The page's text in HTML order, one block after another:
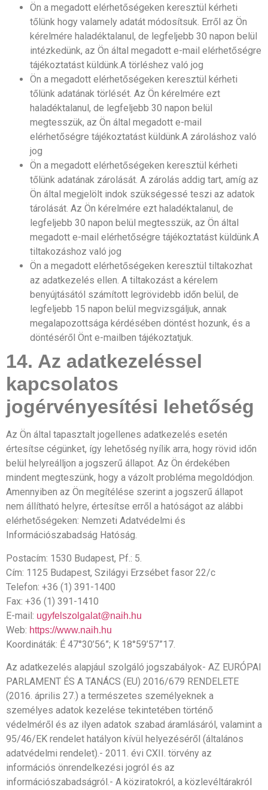
Ön a megadott elérhetőségeken keresztül kérheti
tőlünk hogy valamely adatát módosítsuk. Erről az Ön
kérelmére haladéktalanul, de legfeljebb 30 napon belül
intézkedünk, az Ön által megadott e-mail elérhetőségre
tájékoztatást küldünk.A törléshez való jog
Ön a megadott elérhetőségeken keresztül kérheti
tőlünk adatának törlését. Az Ön kérelmére ezt
haladéktalanul, de legfeljebb 30 napon belül
megtesszük, az Ön által megadott e-mail
elérhetőségre tájékoztatást küldünk.A zároláshoz való
jog
Ön a megadott elérhetőségeken keresztül kérheti
tőlünk adatának zárolását. A zárolás addig tart, amíg az
Ön által megjelölt indok szükségessé teszi az adatok
tárolását. Az Ön kérelmére ezt haladéktalanul, de
legfeljebb 30 napon belül megtesszük, az Ön által
megadott e-mail elérhetőségre tájékoztatást küldünk.A
tiltakozáshoz való jog
Ön a megadott elérhetőségeken keresztül tiltakozhat
az adatkezelés ellen. A tiltakozást a kérelem
benyújtásától számított legrövidebb időn belül, de
legfeljebb 15 napon belül megvizsgáljuk, annak
megalapozottsága kérdésében döntést hozunk, és a
döntéséről Önt e-mailben tájékoztatjuk.
14. Az adatkezeléssel
kapcsolatos
jogérvényesítési lehetőség
Az Ön által tapasztalt jogellenes adatkezelés esetén
értesítse cégünket, így lehetőség nyílik arra, hogy rövid időn
belül helyreálljon a jogszerű állapot. Az Ön érdekében
mindent megteszünk, hogy a vázolt probléma megoldódjon.
Amennyiben az Ön megítélése szerint a jogszerű állapot
nem állítható helyre, értesítse erről a hatóságot az alábbi
elérhetőségeken: Nemzeti Adatvédelmi és
Információszabadság Hatóság.
Postacím: 1530 Budapest, Pf.: 5.
Cím: 1125 Budapest, Szilágyi Erzsébet fasor 22/c
Telefon: +36 (1) 391-1400
Fax: +36 (1) 391-1410
E-mail: ugyfelszolgalat@naih.hu
Web: https://www.naih.hu
Koordináták: É 47°30’56”; K 18°59’57”17.
Az adatkezelés alapjául szolgáló jogszabályok- AZ EURÓPAI
PARLAMENT ÉS A TANÁCS (EU) 2016/679 RENDELETE
(2016. április 27.) a természetes személyeknek a
személyes adatok kezelése tekintetében történő
védelméről és az ilyen adatok szabad áramlásáról, valamint a
95/46/EK rendelet hatályon kívül helyezéséről (általános
adatvédelmi rendelet).- 2011. évi CXII. törvény az
információs önrendelkezési jogról és az
információszabadságról.- A köziratokról, a közlevéltárakról